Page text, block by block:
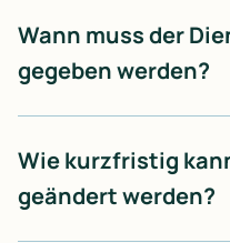
Wann muss der
gegeben werden?
sind mindestens 2
4-Wochen-Plan.
Wie kurzfristig
geändert werden?